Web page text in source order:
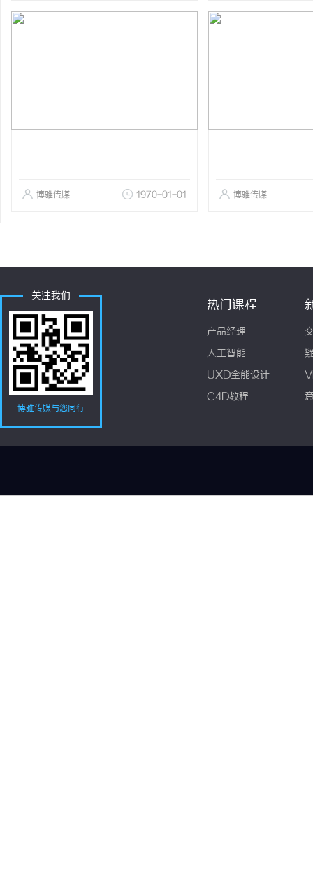
博雅传媒 1970-01-01 博雅传媒
关注我们
博雅传媒与您同行
热门课程
产品经理
人工智能
UXD全能设计
C4D教程